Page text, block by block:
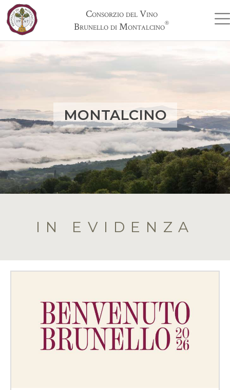
Consorzio del Vino
Brunello di Montalcino®
MONTALCINO
IN EVIDENZA